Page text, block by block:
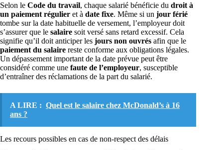
Selon le Code du travail, chaque salarié bénéficie du droit à
un paiement régulier et à date fixe. Même si un jour férié
tombe sur la date habituelle de versement, l’employeur doit
s’assurer que le salaire soit versé sans retard excessif. Cela
signifie qu’il doit anticiper les jours non ouvrés afin que le
paiement du salaire reste conforme aux obligations légales.
Un dépassement important de la date prévue peut être
considéré comme une faute de l’employeur, susceptible
d’entraîner des réclamations de la part du salarié.
A LIRE : Quel est le salaire chez McDonald’s à 16
ans ?
Les recours possibles en cas de non-respect des délais